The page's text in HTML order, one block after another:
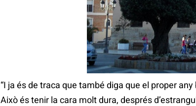
“I ja és de traca que també diga que el proper
Això és tenir la cara molt dura, després